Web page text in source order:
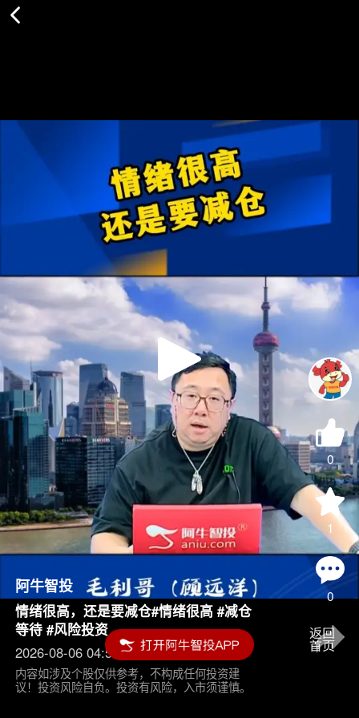
Play
Video
0
1
0
阿牛智投
情绪很高，还是要减仓#情绪很高 #减仓
等待 #风险投资
2026-08-06 04:55
内容如涉及个股仅供参考，不构成任何投资建
议！投资风险自负。投资有风险，入市须谨慎。